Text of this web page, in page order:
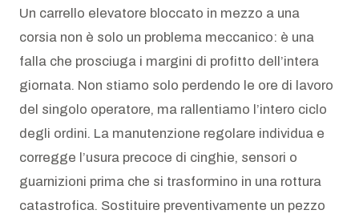
Un carrello elevatore bloccato in mezzo a una
corsia non è solo un problema meccanico: è una
falla che prosciuga i margini di profitto dell’intera
giornata. Non stiamo solo perdendo le ore di lavoro
del singolo operatore, ma rallentiamo l’intero ciclo
degli ordini. La manutenzione regolare individua e
corregge l’usura precoce di cinghie, sensori o
guarnizioni prima che si trasformino in una rottura
catastrofica. Sostituire preventivamente un pezzo